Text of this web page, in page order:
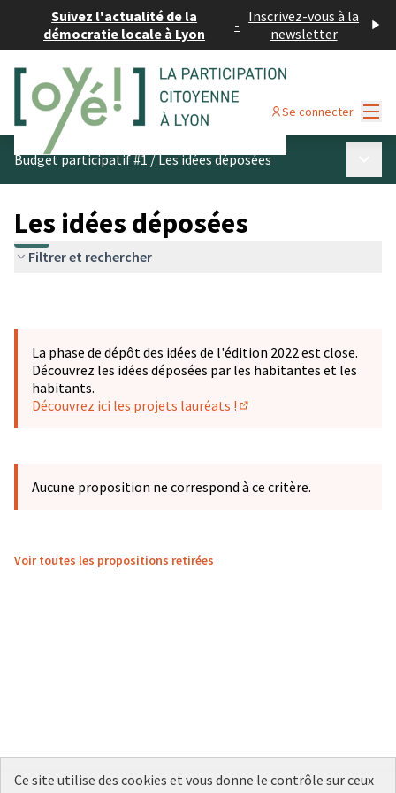
Suivez l'actualité de la
démocratie locale à Lyon
- Inscrivez-vous à la
newsletter
Se connecter
Budget participatif #1/Les idées déposées
Les idées déposées
Filtrer et rechercher
La phase de dépôt des idées de l'édition 2022 est close.
Découvrez les idées déposées par les habitantes et les
habitants.
Découvrez ici les projets lauréats !
Aucune proposition ne correspond à ce critère.
Voir toutes les propositions retirées
Ce site utilise des cookies et vous donne le contrôle sur ceux